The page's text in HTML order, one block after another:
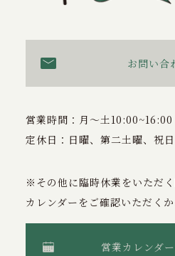
お問い合
営業時間：月〜土10:00~16:00
定休日：日曜、第二土曜、祝日
※その他に臨時休業をいただく
カレンダーをご確認いただく
営業カレンダ